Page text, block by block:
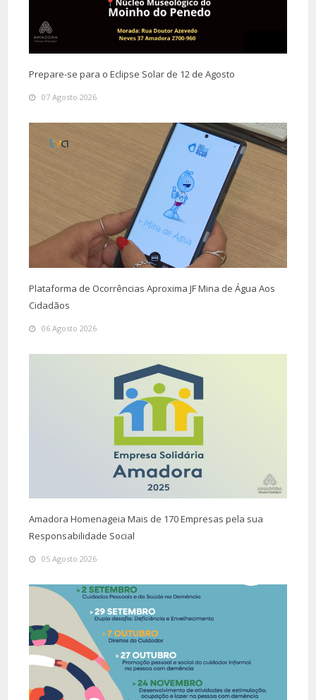
Prepare-se para o Eclipse Solar de 12 de Agosto
07 Agosto 2026
Plataforma de Ocorrências Aproxima JF Mina de Água Aos
Cidadãos
06 Agosto 2026
Amadora Homenageia Mais de 170 Empresas pela sua
Responsabilidade Social
05 Agosto 2026